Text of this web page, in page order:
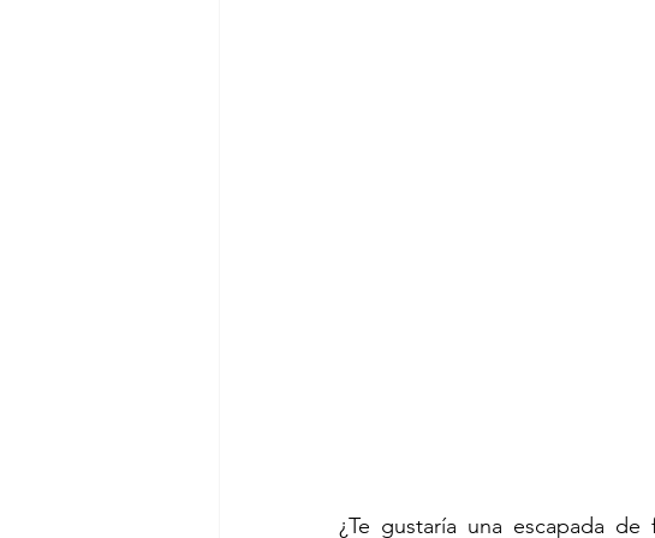
¿Te gustaría una escapada